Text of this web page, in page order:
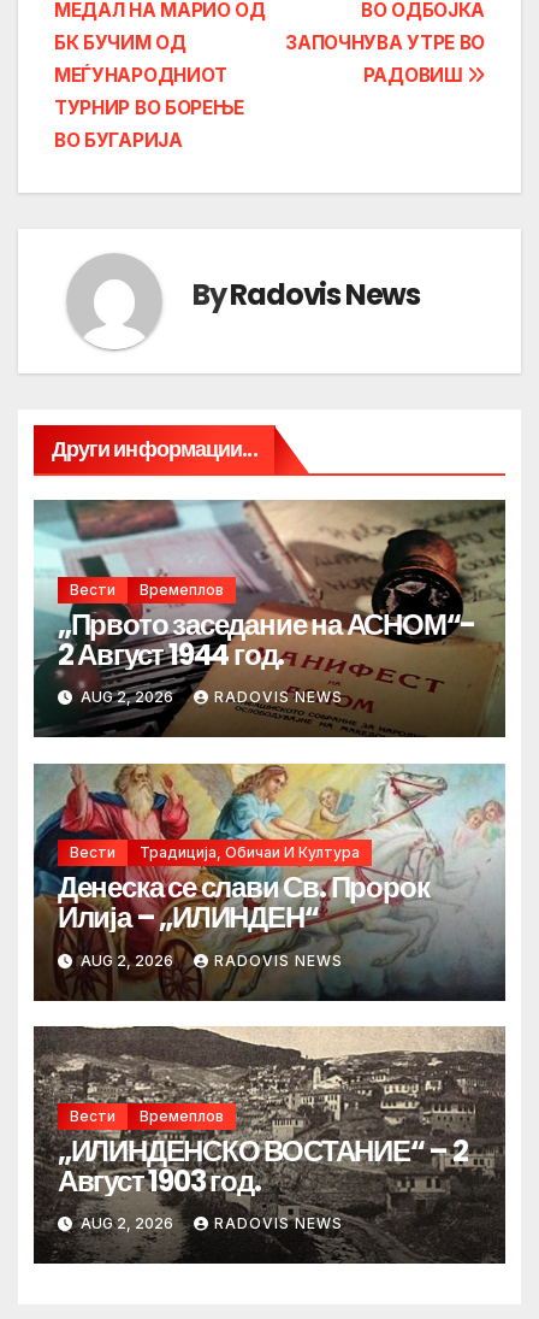
navigation
ВО ОДБОЈКА
ЗАПОЧНУВА УТРЕ ВО
РАДОВИШ
МЕДАЛ НА МАРИО ОД
БК БУЧИМ ОД
МЕЃУНАРОДНИОТ
ТУРНИР ВО БОРЕЊЕ
ВО БУГАРИЈА
ByRadovis News
Други информации...
Вести Времеплов
„Првото заседание на АСНОМ“-
2 Август 1944 год.
AUG 2, 2026 RADOVIS NEWS
Вести Традиција, Обичаи И Култура
Денеска се слави Св. Пророк
Илија – „ИЛИНДЕН“
AUG 2, 2026 RADOVIS NEWS
Вести Времеплов
„ИЛИНДЕНСКО ВОСТАНИЕ“ – 2
Август 1903 год.
AUG 2, 2026 RADOVIS NEWS